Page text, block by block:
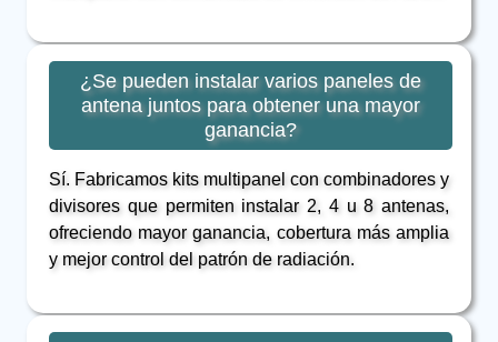
¿Se pueden instalar varios paneles de
antena juntos para obtener una mayor
ganancia?
Sí. Fabricamos kits multipanel con combinadores y
divisores que permiten instalar 2, 4 u 8 antenas,
ofreciendo mayor ganancia, cobertura más amplia
y mejor control del patrón de radiación.